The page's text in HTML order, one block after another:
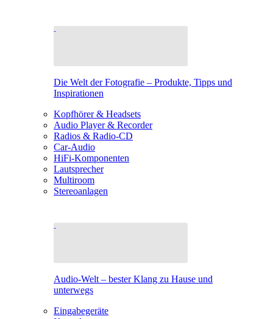
Die Welt der Fotografie – Produkte, Tipps und
Inspirationen
Kopfhörer & Headsets
Audio Player & Recorder
Radios & Radio-CD
Car-Audio
HiFi-Komponenten
Lautsprecher
Multiroom
Stereoanlagen
Audio-Welt – bester Klang zu Hause und
unterwegs
Eingabegeräte